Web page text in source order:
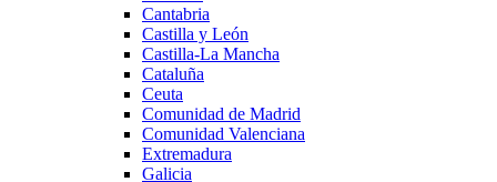
Cantabria
Castilla y León
Castilla-La Mancha
Cataluña
Ceuta
Comunidad de Madrid
Comunidad Valenciana
Extremadura
Galicia